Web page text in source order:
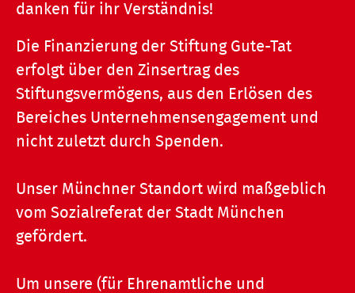
danken für ihr Verständnis!
Die Finanzierung der Stiftung Gute-Tat
erfolgt über den Zinsertrag des
Stiftungsvermögens, aus den Erlösen des
Bereiches Unternehmensengagement und
nicht zuletzt durch Spenden.
Unser Münchner Standort wird maßgeblich
vom Sozialreferat der Stadt München
gefördert.
Um unsere (für Ehrenamtliche und